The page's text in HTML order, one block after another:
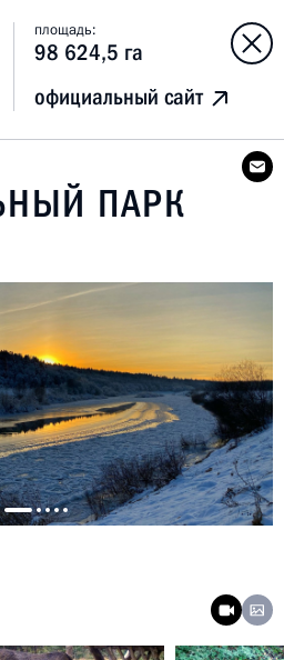
площадь:
98 624,5 га
официальный сайт
ПАРК